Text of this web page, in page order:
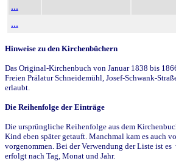
...
...
Hinweise zu den Kirchenbüchern
Das Original-Kirchenbuch von Januar 1838 bis
Freien Prälatur Schneidemühl, Josef-Schwank-
erlaubt.
Die Reihenfolge der Einträge
Die ursprüngliche Reihenfolge aus dem
Kind eben später getauft. Manchmal kam es auch
vorgenommen. Bei der Verwendung der Liste ist
erfolgt nach Tag, Monat und Jahr.